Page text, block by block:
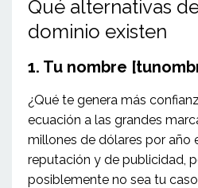
Qué alternativas
dominio existen
1. Tu nombre
¿Qué te genera más
ecuación a las grandes
millones de dólares por año
reputación y de publicidad,
posiblemente no sea tu